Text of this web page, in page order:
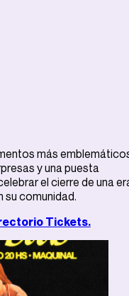
más
y una puesta
el cierre de una
su comunidad.
Tickets.